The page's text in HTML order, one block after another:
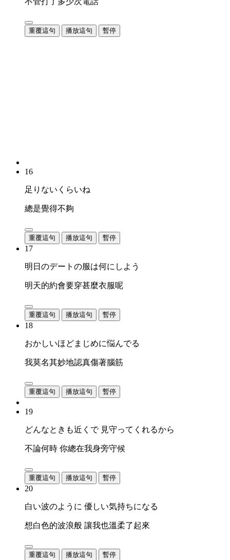
重覆這句 播放這句 暫停
16
足りないくらいね
總是覺得不夠
重覆這句 播放這句 暫停
17
明日のデートの服は何にしよう
明天的約會要穿甚麼衣服呢
重覆這句 播放這句 暫停
18
おかしいほどまじめに悩んでる
我莫名其妙地認真傷著腦筋
重覆這句 播放這句 暫停
19
どんなときも近くで 見守ってくれるから
不論何時 你總在我身旁守候
重覆這句 播放這句 暫停
20
白い波のように 優しい気持ちになる
想白色的波浪般 讓我也溫柔了起來
重覆這句 播放這句 暫停